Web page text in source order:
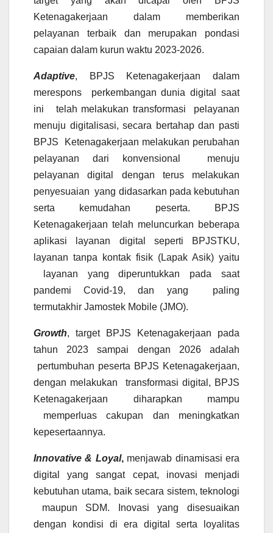
Ketenagakerjaan dalam memberikan
pelayanan terbaik dan merupakan pondasi
capaian dalam kurun waktu 2023-2026.
Adaptive, BPJS Ketenagakerjaan dalam
merespons perkembangan dunia digital saat
ini telah melakukan transformasi pelayanan
menuju digitalisasi, secara bertahap dan pasti
BPJS Ketenagakerjaan melakukan perubahan
pelayanan dari konvensional menuju
pelayanan digital dengan terus melakukan
penyesuaian yang didasarkan pada kebutuhan
serta kemudahan peserta. BPJS
Ketenagakerjaan telah meluncurkan beberapa
aplikasi layanan digital seperti BPJSTKU,
layanan tanpa kontak fisik (Lapak Asik) yaitu
layanan yang diperuntukkan pada saat
pandemi Covid-19, dan yang paling
termutakhir Jamostek Mobile (JMO).
Growth, target BPJS Ketenagakerjaan pada
tahun 2023 sampai dengan 2026 adalah
pertumbuhan peserta BPJS Ketenagakerjaan,
dengan melakukan transformasi digital, BPJS
Ketenagakerjaan diharapkan mampu
memperluas cakupan dan meningkatkan
kepesertaannya.
Innovative & Loyal,menjawab dinamisasi era
digital yang sangat cepat, inovasi menjadi
kebutuhan utama, baik secara sistem, teknologi
maupun SDM. Inovasi yang disesuaikan
dengan kondisi di era digital serta loyalitas